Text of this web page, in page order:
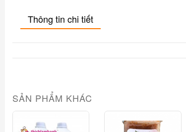
Thông tin chi tiết
SẢN PHẨM KHÁC